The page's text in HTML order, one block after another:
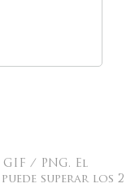
/ PNG. El
superar los 2